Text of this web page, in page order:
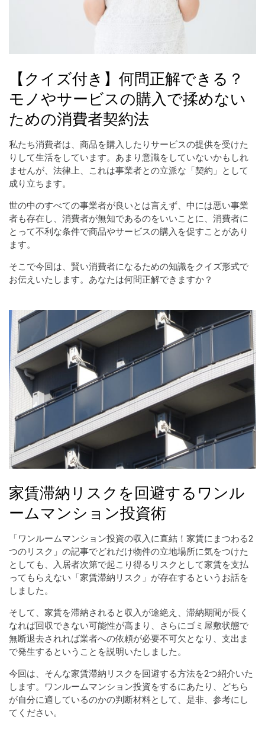
【クイズ付き】何問正解できる？
モノやサービスの購入で揉めない
ための消費者契約法
私たち消費者は、商品を購入したりサービスの提供を受けた
りして生活をしています。あまり意識をしていないかもしれ
ませんが、法律上、これは事業者との立派な「契約」として
成り立ちます。
世の中のすべての事業者が良いとは言えず、中には悪い事業
者も存在し、消費者が無知であるのをいいことに、消費者に
とって不利な条件で商品やサービスの購入を促すことがあり
ます。
そこで今回は、賢い消費者になるための知識をクイズ形式で
お伝えいたします。あなたは何問正解できますか？
家賃滞納リスクを回避するワンル
ームマンション投資術
「ワンルームマンション投資の収入に直結！家賃にまつわる2
つのリスク」の記事でどれだけ物件の立地場所に気をつけた
としても、入居者次第で起こり得るリスクとして家賃を支払
ってもらえない「家賃滞納リスク」が存在するというお話を
しました。
そして、家賃を滞納されると収入が途絶え、滞納期間が長く
なれば回収できない可能性が高まり、さらにゴミ屋敷状態で
無断退去されれば業者への依頼が必要不可欠となり、支出ま
で発生するということを説明いたしました。
今回は、そんな家賃滞納リスクを回避する方法を2つ紹介いた
します。ワンルームマンション投資をするにあたり、どちら
が自分に適しているのかの判断材料として、是非、参考にし
てください。